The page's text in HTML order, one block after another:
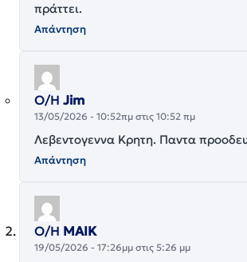
πράττει.
Απάντηση
Ο/Η Jim
13/05/2026 - 10:52πμ στις 10:52 πμ
Λεβεντογεννα Κρητη. Παντα
Απάντηση
Ο/Η ΜΑΙΚ
19/05/2026 - 17:26μμ στις 5:26 μμ